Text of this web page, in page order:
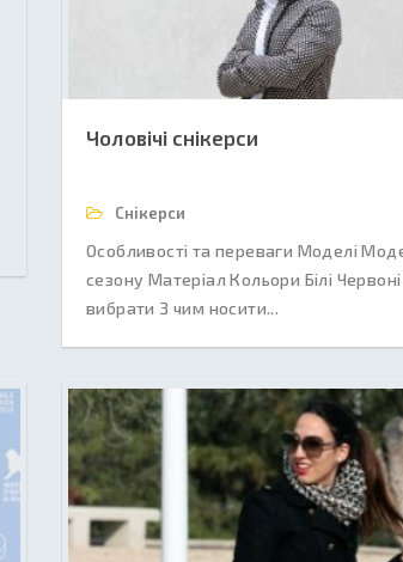
Чоловічі снікерси
Снікерси
Особливості та переваги Моделі
сезону Матеріал Кольори Білі
вибрати З чим носити...